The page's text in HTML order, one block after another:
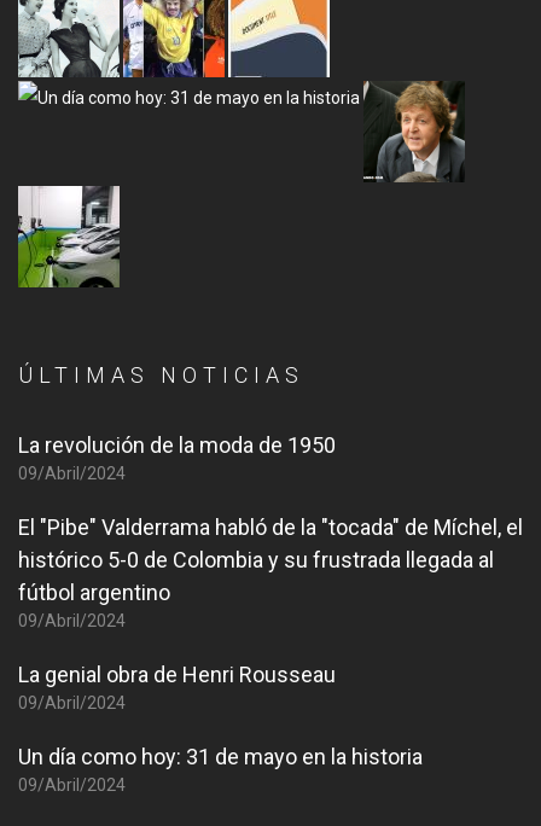
ÚLTIMAS NOTICIAS
La revolución de la moda de 1950
09/Abril/2024
El "Pibe" Valderrama habló de la "tocada" de Míchel, el
histórico 5-0 de Colombia y su frustrada llegada al
fútbol argentino
09/Abril/2024
La genial obra de Henri Rousseau
09/Abril/2024
Un día como hoy: 31 de mayo en la historia
09/Abril/2024